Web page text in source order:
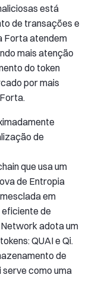
está
de transações e
Forta atendem
mais atenção
do token
por mais
de
que usa um
de Entropia
em
de
adota um
QUAI e Qi.
de
serve como uma